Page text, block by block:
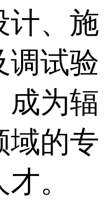
计、施
调试验
成为辐
域的专
。